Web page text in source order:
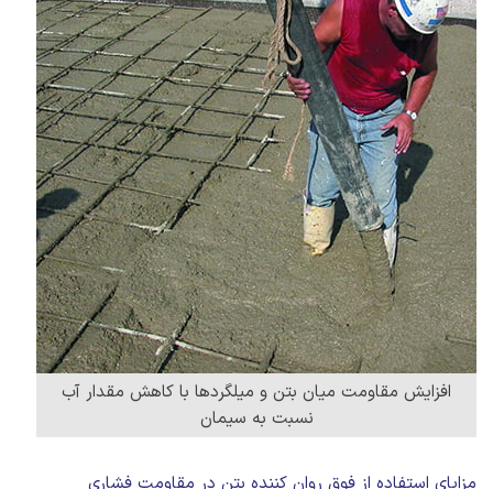
افزایش مقاومت میان بتن و میلگردها با کاهش مقدار آب
نسبت به سیمان
مزایای استفاده از فوق روان کننده بتن در مقاومت فشاری